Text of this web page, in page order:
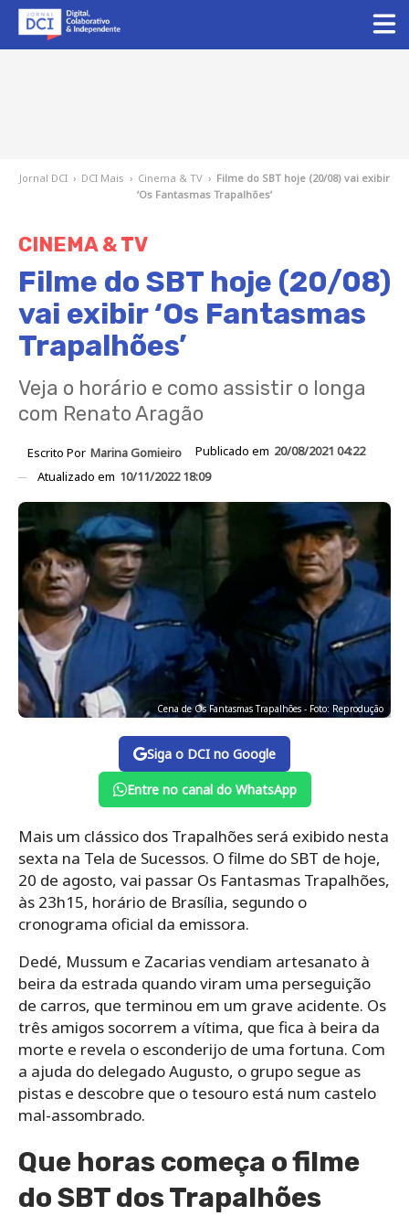
Jornal DCI › DCI Mais › Cinema & TV › Filme do SBT hoje (20/08) vai exibir
‘Os Fantasmas Trapalhões’
CINEMA & TV
Filme do SBT hoje (20/08)
vai exibir ‘Os Fantasmas
Trapalhões’
Veja o horário e como assistir o longa
com Renato Aragão
Escrito Por Marina Gomieiro Publicado em 20/08/2021 04:22
Atualizado em 10/11/2022 18:09
Cena de Os Fantasmas Trapalhões - Foto: Reprodução
Siga o DCI no Google
Entre no canal do WhatsApp
Mais um clássico dos Trapalhões será exibido nesta
sexta na Tela de Sucessos. O filme do SBT de hoje,
20 de agosto, vai passar Os Fantasmas Trapalhões,
às 23h15, horário de Brasília, segundo o
cronograma oficial da emissora.
Dedé, Mussum e Zacarias vendiam artesanato à
beira da estrada quando viram uma perseguição
de carros, que terminou em um grave acidente. Os
três amigos socorrem a vítima, que fica à beira da
morte e revela o esconderijo de uma fortuna. Com
a ajuda do delegado Augusto, o grupo segue as
pistas e descobre que o tesouro está num castelo
mal-assombrado.
Que horas começa o filme
do SBT dos Trapalhões